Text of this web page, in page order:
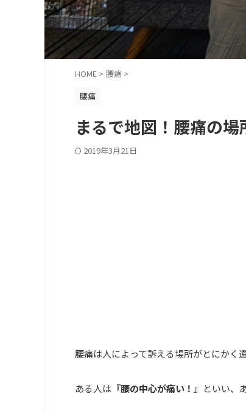
HOME > 腰痛 >
腰痛
まるで地図！腰痛の
2019年3月21日
腰痛は人によって訴える場所がとにかく違
ある人は 『腰の中心が痛い！』 といい、